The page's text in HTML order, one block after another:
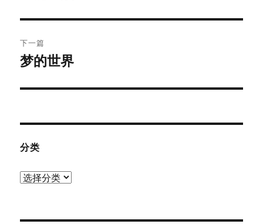
航
章：
下一篇
下
梦的世界
分类
分